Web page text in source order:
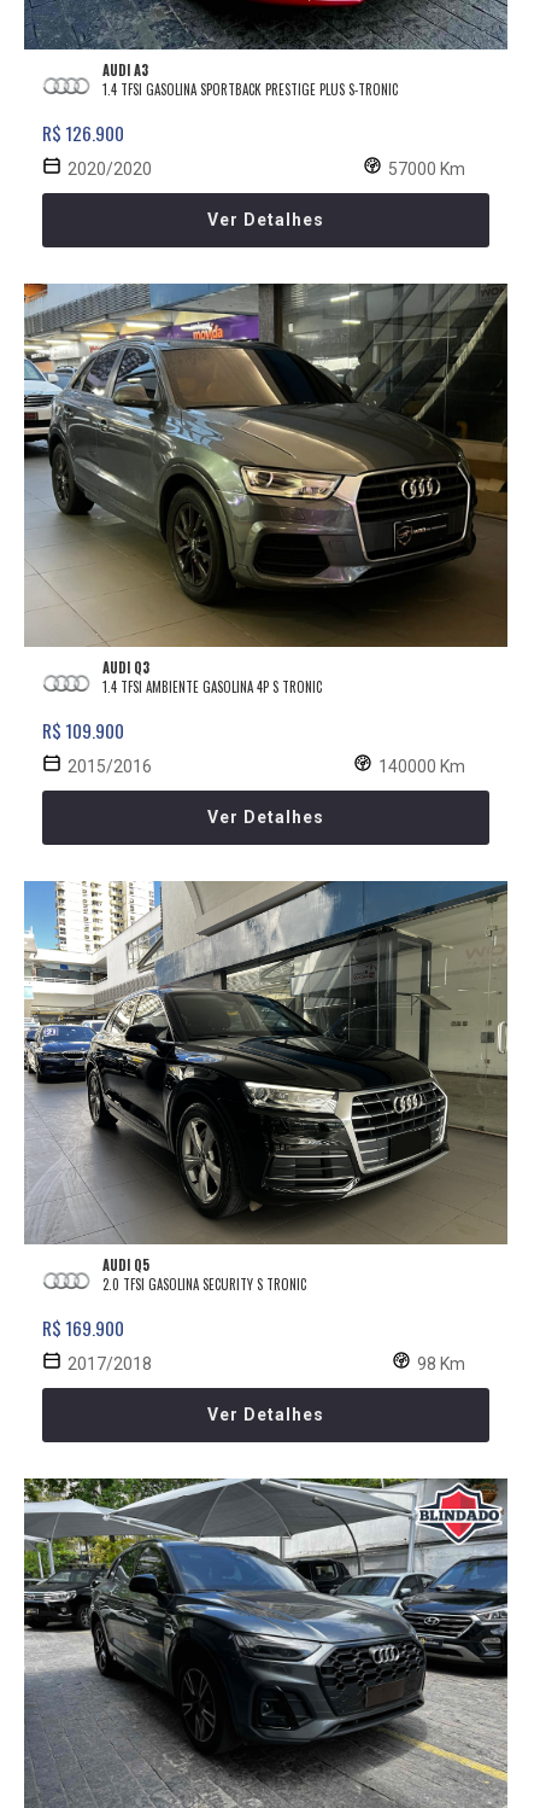
AUDI A3
1.4 TFSI GASOLINA SPORTBACK PRESTIGE PLUS S-TRONIC
R$ 126.900
2020/2020 57000 Km
Ver Detalhes
AUDI Q3
1.4 TFSI AMBIENTE GASOLINA 4P S TRONIC
R$ 109.900
2015/2016 140000 Km
Ver Detalhes
AUDI Q5
2.0 TFSI GASOLINA SECURITY S TRONIC
R$ 169.900
2017/2018 98 Km
Ver Detalhes